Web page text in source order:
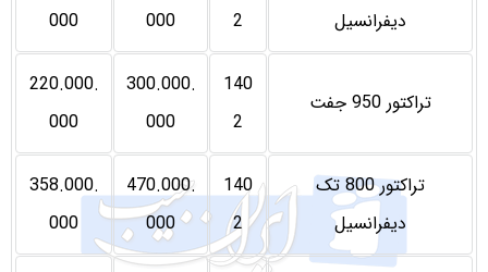
دیفرانسیل
2
000
000
تراکتور 950 جفت
140
2
300.000.
000
220.000.
000
تراکتور 800 تک
دیفرانسیل
140
2
470.000.
000
358.000.
000